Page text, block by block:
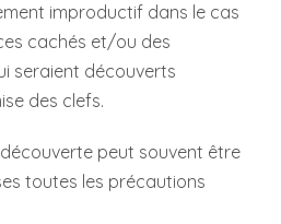
improductif dans le cas
cachés et/ou des
seraient découverts
des clefs.
peut souvent être
toutes les précautions